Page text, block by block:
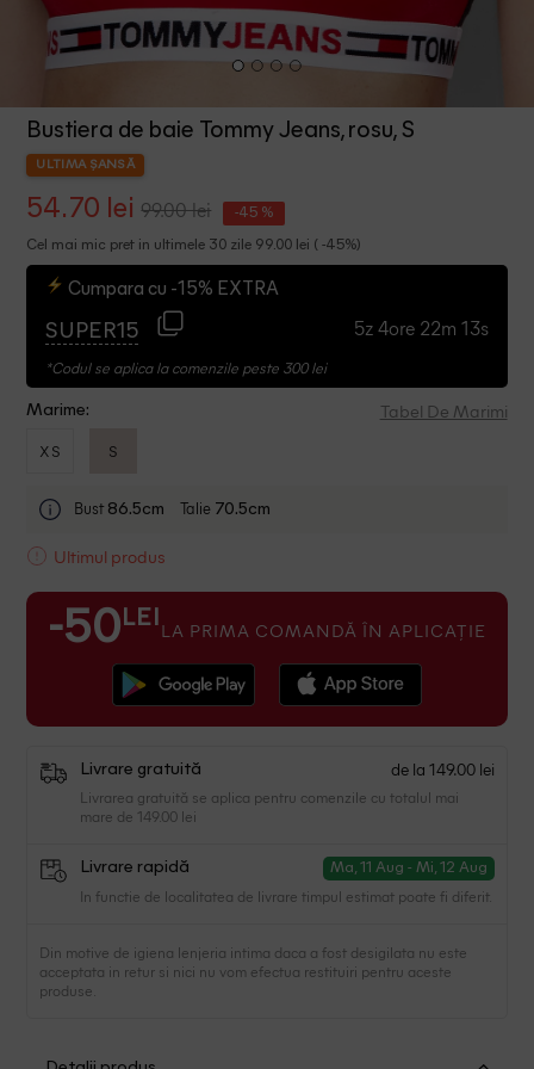
Bustiera de baie Tommy Jeans, rosu, S
ULTIMA ȘANSĂ
54.70 lei 99.00 lei -45 %
Cel mai mic pret in ultimele 30 zile 99.00 lei ( -45%)
Cumpara cu -15% EXTRA
SUPER15 5z 4ore 22m 13s
*Codul se aplica la comenzile peste 300 lei
Marime: Tabel De Marimi
XS S
Bust 86.5cm Talie 70.5cm
Ultimul produs
-50 LEI LA PRIMA COMANDĂ ÎN APLICAȚIE
Livrare gratuită de la 149.00 lei
Livrarea gratuită se aplica pentru comenzile cu totalul mai
mare de 149.00 lei
Livrare rapidă Ma, 11 Aug - Mi, 12 Aug
In functie de localitatea de livrare timpul estimat poate fi diferit.
Din motive de igiena lenjeria intima daca a fost desigilata nu este
acceptata in retur si nici nu vom efectua restituiri pentru aceste
produse.